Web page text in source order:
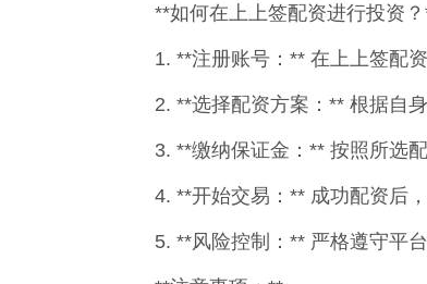
**如何在上上签配资进行投资
1. **注册账号：** 在上上签配
2. **选择配资方案：** 根据自
3. **缴纳保证金：** 按照所选
4. **开始交易：** 成功配资后
5. **风险控制：** 严格遵守平